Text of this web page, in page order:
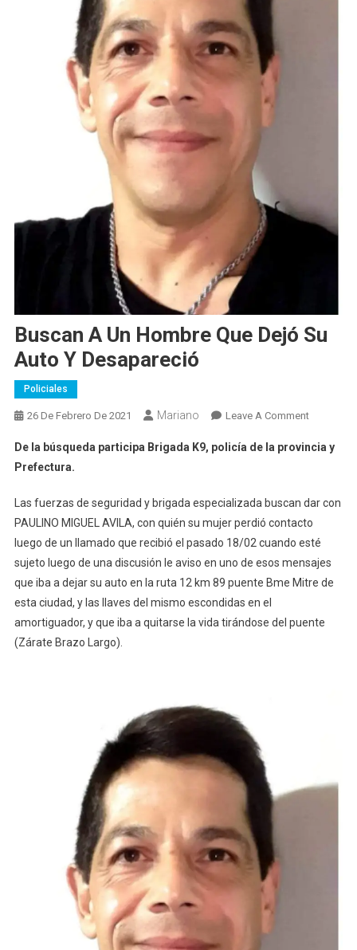
Buscan A Un Hombre Que Dejó Su
Auto Y Desapareció
Policiales
26 De Febrero De 2021 Mariano Leave A CommentOn
A
Que
Dejó
Su
Auto
Y
De la búsqueda participa Brigada K9, policía de la provincia y
Prefectura.
Las fuerzas de seguridad y brigada especializada buscan dar con
PAULINO MIGUEL AVILA, con quién su mujer perdió contacto
luego de un llamado que recibió el pasado​ 18/02 cuando esté
sujeto luego de una discusión le aviso en uno de esos mensajes
que iba a dejar su auto en la ruta 12 km 89 puente Bme Mitre de
esta ciudad, y las llaves del mismo escondidas en el
amortiguador, y que iba a quitarse la vida tirándose del puente
(Zárate Brazo Largo).